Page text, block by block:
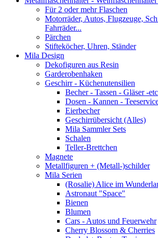
Für 2 oder mehr Flaschen
Motorräder, Autos, Flugzeuge,
Fahrräder...
Pärchen
Stifteköcher, Uhren, Ständer
Mila Design
Dekofiguren aus Resin
Garderobenhaken
Geschirr - Küchenutensilien
Becher - Tassen - Gläser -etc
Dosen - Kannen -
Eierbecher
Geschirrübersicht (Alles)
Mila Sammler Sets
Schalen
Teller-Brettchen
Magnete
Metallfiguren + (Metall-)schilder
Mila Serien
(Rosalie) Alice im
Astronaut "Space"
Bienen
Blumen
Cars - Autos und Feuerwehr
Cherry Blossom & Cherries